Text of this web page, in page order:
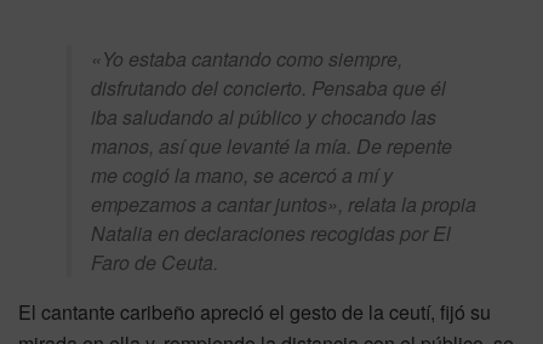
«Yo estaba cantando como siempre,
disfrutando del concierto. Pensaba que él
iba saludando al público y chocando las
manos, así que levanté la mía. De repente
me cogió la mano, se acercó a mí y
empezamos a cantar juntos», relata la propia
Natalia en declaraciones recogidas porEl
Faro de Ceuta.
El cantante caribeño apreció el gesto de la ceutí, fijó su